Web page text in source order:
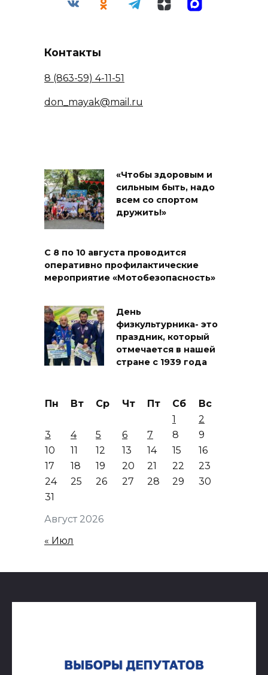
Контакты
8 (863-59) 4-11-51
don_mayak@mail.ru
«Чтобы здоровым и
сильным быть, надо
всем со спортом
дружить!»
С 8 по 10 августа проводится
оперативно профилактические
мероприятие «Мотобезопасность»
День
физкультурника- это
праздник, который
отмечается в нашей
стране с 1939 года
Август 2026
Пн Вт Ср Чт Пт Сб
Вс
1
2
3
4 5 6 7 8
9
10
11 12 13 14 15
16
17
18 19 20 21 22
23
24
25 26 27 28 29
30
31
« Июл